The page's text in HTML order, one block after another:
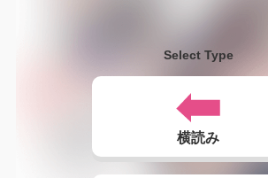
Select Type
横読み